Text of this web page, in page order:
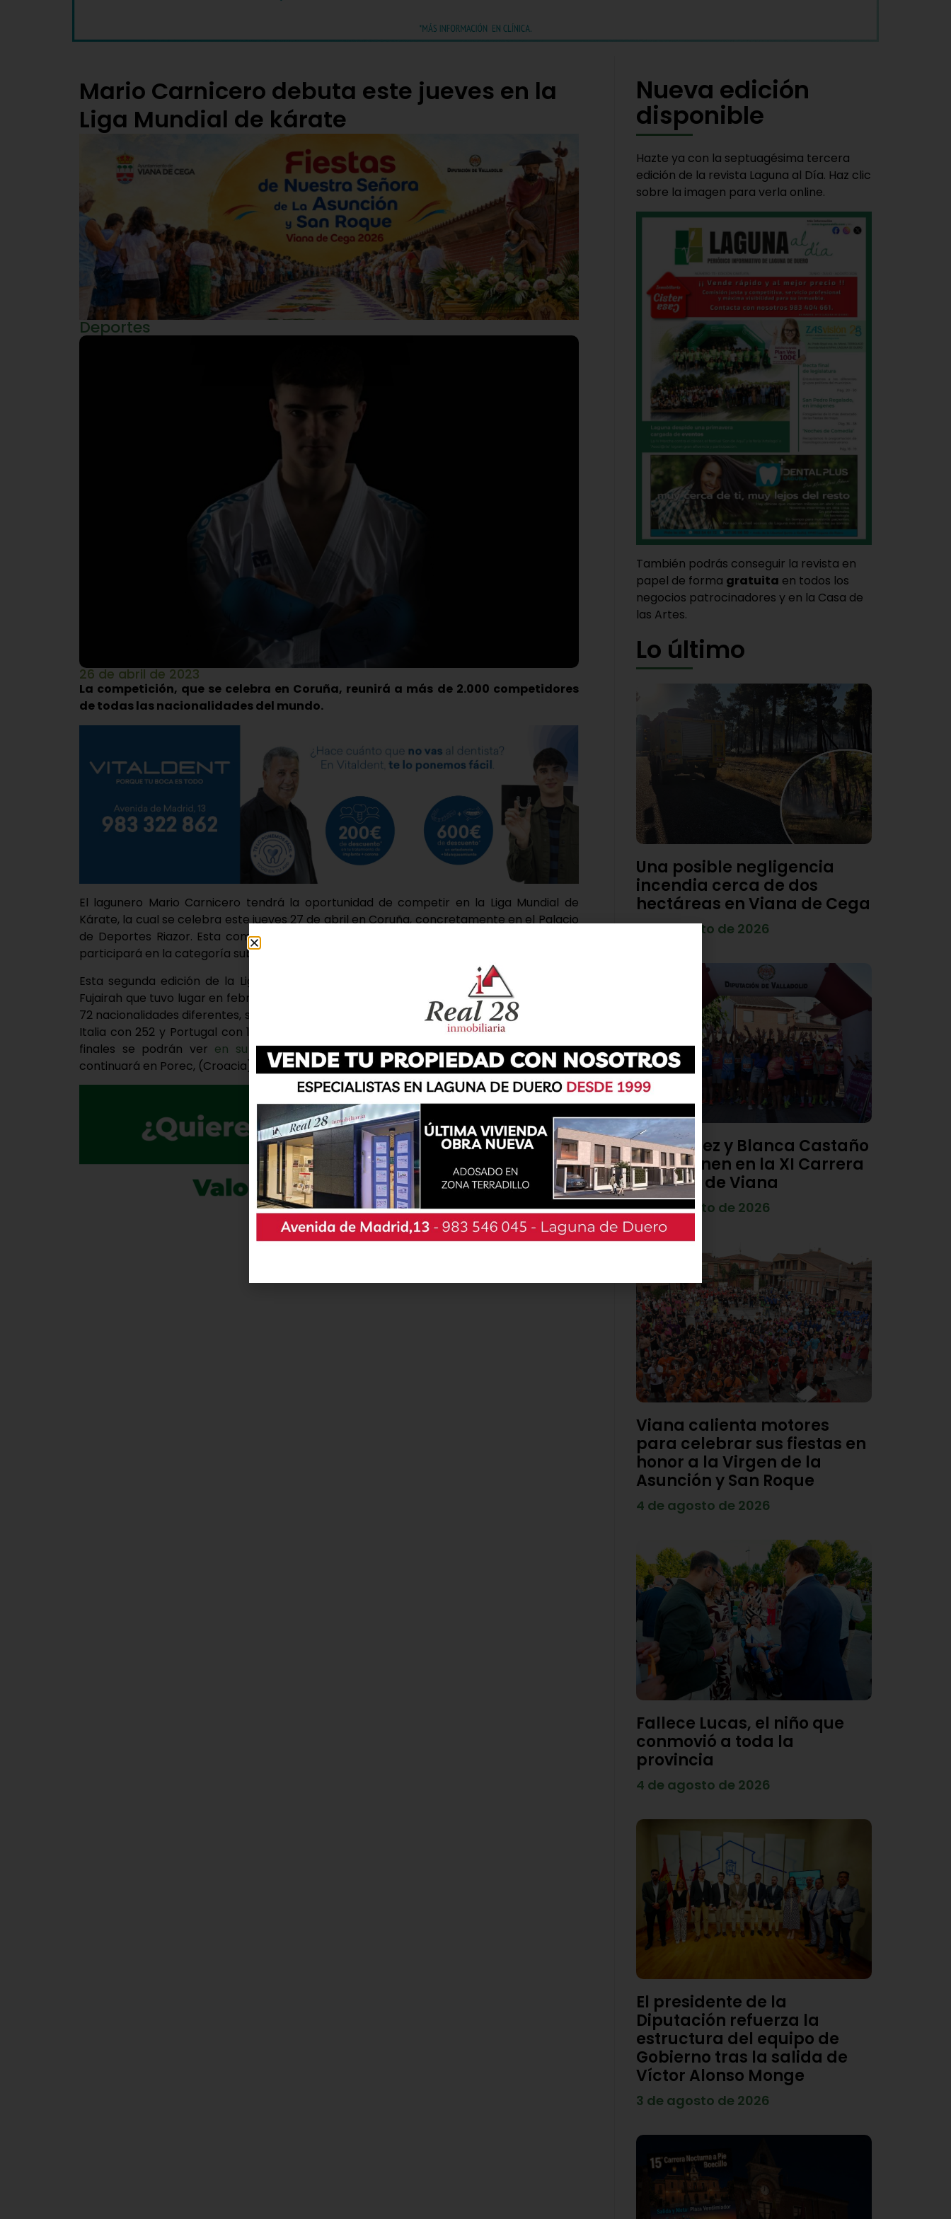
Mario Carnicero debuta este jueves en la
Liga Mundial de kárate
Deportes
26 de abril de 2023
La competición, que se celebra en Coruña, reunirá a más de 2.000 competidores
de todas las nacionalidades del mundo.
El lagunero Mario Carnicero tendrá la oportunidad de competir en la Liga Mundial de
Kárate, la cual se celebra este jueves 27 de abril en Coruña, concretamente en el Palacio
de Deportes Riazor. Esta competición será la primera de este calibre para Mario, que
participará en la categoría sub 21 +84kg.
Esta segunda edición de la Liga Mundial es la continuación del evento de apertura en
Fujairah que tuvo lugar en febrero. En esta jornada se congregan más de 2500 atletas de
72 nacionalidades diferentes, siendo la primera España con 614 competidores, seguida de
Italia con 252 y Portugal con 191. El torneo seguirá el estilo de rondas eliminatorias, y las
finales se podrán ver en su canal de YouTube.Tras la cita en España, el torneo
continuará en Porec, (Croacia), Merida (Mexico) y Venecia, (Italia).
Nueva edición
disponible
Hazte ya con la septuagésima tercera
edición de la revista Laguna al Día. Haz clic
sobre la imagen para verla online.
También podrás conseguir la revista en
papel de forma gratuita en todos los
negocios patrocinadores y en la Casa de
las Artes.
Lo último
Una posible negligencia
incendia cerca de dos
hectáreas en Viana de Cega
7 de agosto de 2026
Diego Díez y Blanca Castaño
se imponen en la XI Carrera
Popular de Viana
4 de agosto de 2026
Viana calienta motores
para celebrar sus fiestas en
honor a la Virgen de la
Asunción y San Roque
4 de agosto de 2026
Fallece Lucas, el niño que
conmovió a toda la
provincia
4 de agosto de 2026
El presidente de la
Diputación refuerza la
estructura del equipo de
Gobierno tras la salida de
Víctor Alonso Monge
3 de agosto de 2026